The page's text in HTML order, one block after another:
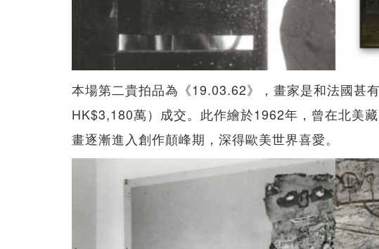
本場第二貴拍品為《19.03.62》，畫家是和法國甚
HK$3,180萬）成交。此作繪於1962年，曾在北美
畫逐漸進入創作顛峰期，深得歐美世界喜愛。